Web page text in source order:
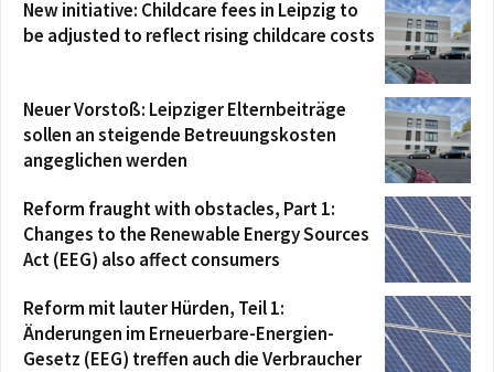
New initiative: Childcare fees in Leipzig to
be adjusted to reflect rising childcare costs
Neuer Vorstoß: Leipziger Elternbeiträge
sollen an steigende Betreuungskosten
angeglichen werden
Reform fraught with obstacles, Part 1:
Changes to the Renewable Energy Sources
Act (EEG) also affect consumers
Reform mit lauter Hürden, Teil 1:
Änderungen im Erneuerbare-Energien-
Gesetz (EEG) treffen auch die Verbraucher